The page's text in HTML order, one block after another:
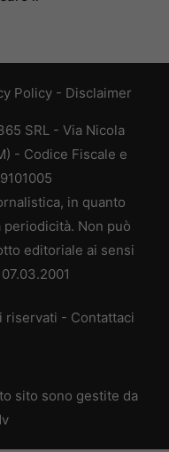
Policy - Disclaimer
SRL - Via Nicola
- Codice Fiscale e
in quanto
Non può
editoriale ai sensi
riservati - Contattaci
sito sono gestite da